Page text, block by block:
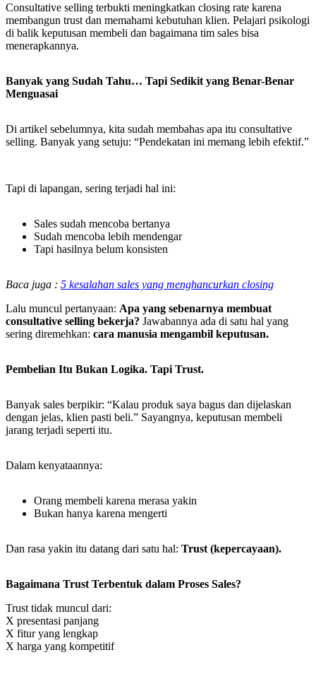
Consultative selling terbukti meningkatkan closing rate karena
membangun trust dan memahami kebutuhan klien. Pelajari psikologi
di balik keputusan membeli dan bagaimana tim sales bisa
menerapkannya.
Banyak yang Sudah Tahu… Tapi Sedikit yang Benar-Benar
Menguasai
Di artikel sebelumnya, kita sudah membahas apa itu consultative
selling. Banyak yang setuju: “Pendekatan ini memang lebih efektif.”
Tapi di lapangan, sering terjadi hal ini:
Sales sudah mencoba bertanya
Sudah mencoba lebih mendengar
Tapi hasilnya belum konsisten
Baca juga : 5 kesalahan sales yang menghancurkan closing
Lalu muncul pertanyaan: Apa yang sebenarnya membuat
consultative selling bekerja? Jawabannya ada di satu hal yang
sering diremehkan: cara manusia mengambil keputusan.
Pembelian Itu Bukan Logika. Tapi Trust.
Banyak sales berpikir: “Kalau produk saya bagus dan dijelaskan
dengan jelas, klien pasti beli.” Sayangnya, keputusan membeli
jarang terjadi seperti itu.
Dalam kenyataannya:
Orang membeli karena merasa yakin
Bukan hanya karena mengerti
Dan rasa yakin itu datang dari satu hal: Trust (kepercayaan).
Bagaimana Trust Terbentuk dalam Proses Sales?
Trust tidak muncul dari:
X presentasi panjang
X fitur yang lengkap
X harga yang kompetitif